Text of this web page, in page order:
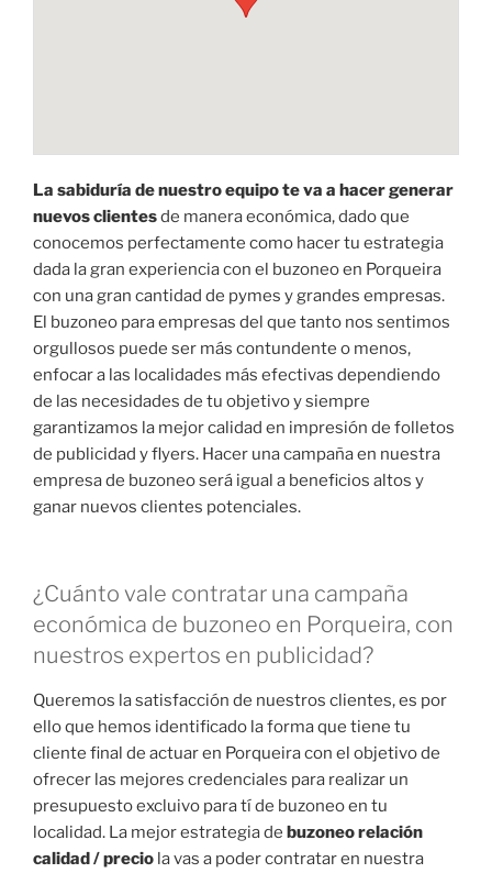
La sabiduría de nuestro equipo te va a hacer generar
nuevos clientesde manera económica, dado que
conocemos perfectamente como hacer tu estrategia
dada la gran experiencia con el buzoneo en Porqueira
con una gran cantidad de pymes y grandes empresas.
El buzoneo para empresas del que tanto nos sentimos
orgullosos puede ser más contundente o menos,
enfocar a las localidades más efectivas dependiendo
de las necesidades de tu objetivo y siempre
garantizamos la mejor calidad en impresión de folletos
de publicidad y flyers. Hacer una campaña en nuestra
empresa de buzoneo será igual a beneficios altos y
ganar nuevos clientes potenciales.
¿Cuánto vale contratar una campaña
económica de buzoneo en Porqueira, con
nuestros expertos en publicidad?
Queremos la satisfacción de nuestros clientes, es por
ello que hemos identificado la forma que tiene tu
cliente final de actuar en Porqueira con el objetivo de
ofrecer las mejores credenciales para realizar un
presupuesto excluivo para tí de buzoneo en tu
localidad. La mejor estrategia de buzoneo relación
calidad / precio la vas a poder contratar en nuestra